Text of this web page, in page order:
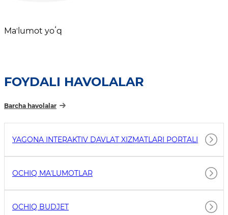
Maʼlumot yoʻq
FOYDALI HAVOLALAR
Barcha havolalar
YAGONA INTERAKTIV DAVLAT XIZMATLARI PORTALI
OCHIQ MAʼLUMOTLAR
OCHIQ BUDJET